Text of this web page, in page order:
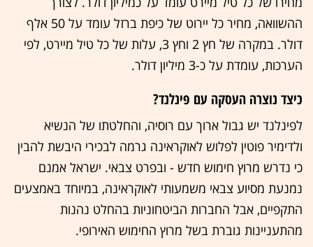
ההשוואה, מחיר כל יירוט של כיפת ברזל עומד על 50 אלף
דולר. במקרה של חץ 2 וחץ 3, עלות של כל טיל מיירט, לפי
הערכות, עומדת על כ-3 מיליון דולר.
כיצד נוצרה העסקה עם פינלנד?
לפינלנד יש גבול ארוך עם רוסיה, והחלטתו של הנשיא
ולדימיר פוטין לפלוש לאוקראינה גרמה לבכירי היבשת להבין
כי נדרש מרוץ חימוש חדש - ובפרט צבאי. ישראל אמנם
נמנעת מסיוע צבאי משמעותי לאוקראינה, במיוחד באמצעים
התקפיים, אבל החברות הביטחוניות בהחלט נהנות
מהתעניינות גוברת בשל מרוץ החימוש האירופי.